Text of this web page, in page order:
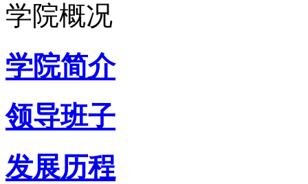
学院概况
学院简介
领导班子
发展历程